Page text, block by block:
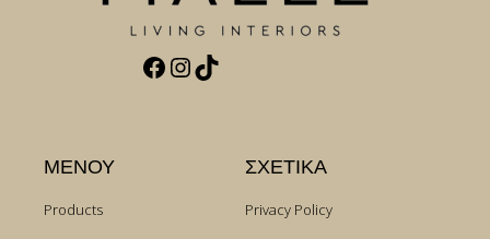
Facebook
Instagram
TikTok
ΜΕΝΟΥ
Products
ΣΧΕΤΙΚΑ
Privacy Policy